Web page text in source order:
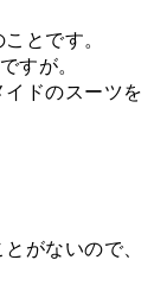
とです。
すが。
ドのスーツを
がないので、